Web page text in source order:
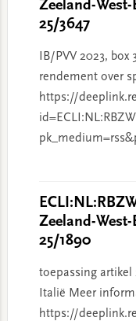
Zeeland-West-
25/3647
IB/PVV 2023,
rendement over
https://
Zeeland-West-
25/1890
toepassing artikel
Italië Meer
https://